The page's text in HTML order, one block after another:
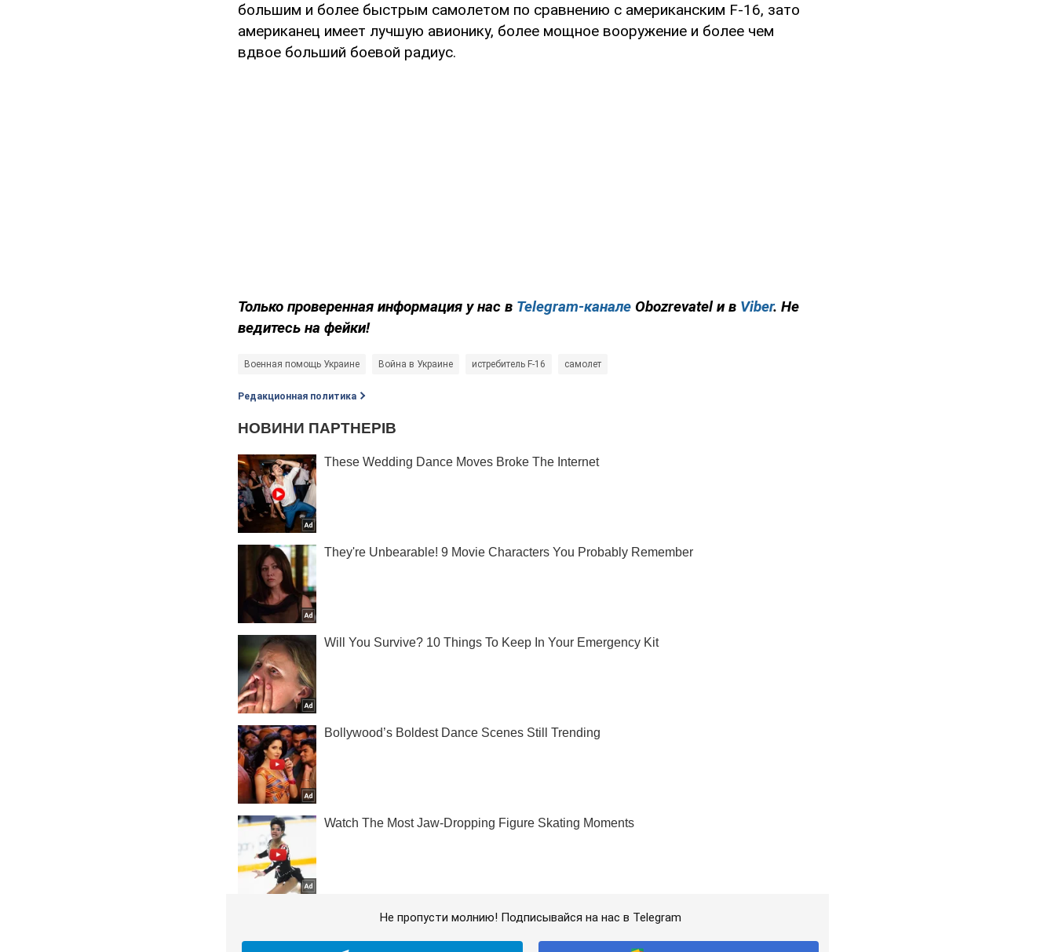
большим и более быстрым самолетом по сравнению с американским F-16, зато
американец имеет лучшую авионику, более мощное вооружение и более чем
вдвое больший боевой радиус.
Только проверенная информация у нас в Telegram-канале Obozrevatel и в Viber. Не
ведитесь на фейки!
Военная помощь Украине Война в Украине истребитель F-16 самолет
Редакционная политика
Не пропусти молнию! Подписывайся на нас в Telegram